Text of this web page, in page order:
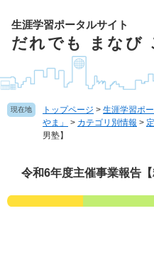
頭
生涯学習ポータルサイト
だれでも まなび
現在地 トップページ > 生涯学習ポ
やま」
> カテゴリ別情報 >
男塾】
令和6年度主催事業報告【